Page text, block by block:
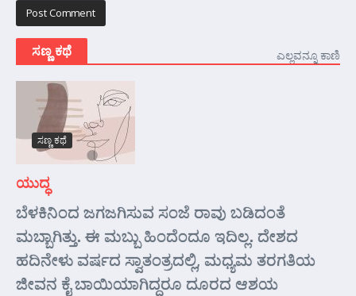
ಸಣ್ಣ ಕಥೆ ಎಲ್ಲವನ್ನೂ ಕಾಣಿ
ಸಣ್ಣ ಕಥೆ
ಯುದ್ಧ
ಬೆಳಕಿನಿಂದ ಜಗಜಗಿಸುವ ಸಂಜೆ ರಾವು ಬಡಿದಂತೆ
ಮಬ್ಬಾಗಿತ್ತು. ಈ ಮಬ್ಬು ಹಿಂದೆಂದೂ ಇದಿಲ್ಲ. ದೇಶದ
ಹದಿನೇಳು ವರ್ಷದ ಸ್ವಾತಂತ್ರದಲ್ಲಿ, ಮಧ್ಯಮ ತರಗತಿಯ
ಜೀವನ ಕೈ ಬಾಯಿಯಾಗಿದ್ದರೂ ದೂರದ ಆಶಯ